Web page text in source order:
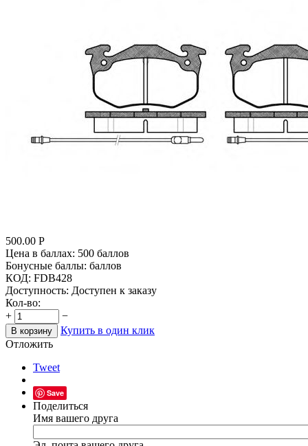
500.00 Р
Цена в баллах: 500 баллов
Бонусные баллы: баллов
КОД: FDB428
Доступность: Доступен к заказу
Кол-во:
+
−
В корзину
Купить в один клик
Отложить
Tweet
Save
Поделиться
Имя вашего друга